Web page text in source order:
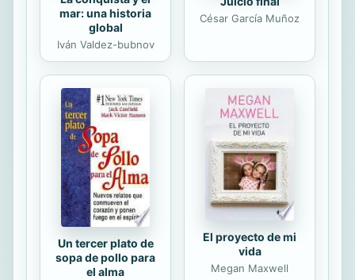
mar: una historia
global
Iván Valdez-bubnov
César García Muñoz
Un tercer plato de
sopa de pollo para
el alma
El proyecto de mi
vida
Megan Maxwell